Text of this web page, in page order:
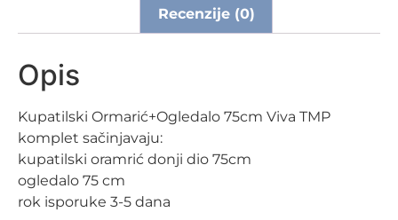
Recenzije (0)
Opis
Kupatilski Ormarić+Ogledalo 75cm Viva TMP
komplet sačinjavaju:
kupatilski oramrić donji dio 75cm
ogledalo 75 cm
rok isporuke 3-5 dana